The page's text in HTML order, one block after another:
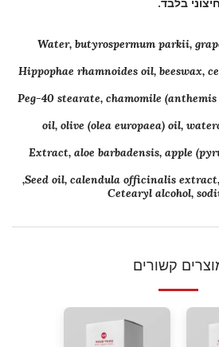
בלבד.
Water, butyrospermum parkii,
Hippophae rhamnoides oil, beeswax,
Peg-40 stearate, chamomile
(oenothera biennis) oil, olive (olea europaea) oil,
Extract, aloe barbadensis, apple
Seed oil, calendula officinalis
קשורים